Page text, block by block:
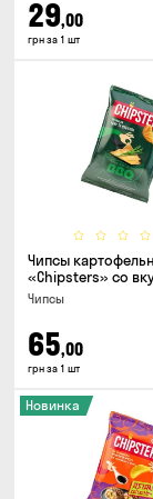
29,00
грн за 1 шт
Чипсы
«Chipsters» со
лук, 95г
Чипсы
65,00
грн за 1 шт
Новинка